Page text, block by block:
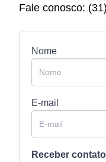
Fale conosco:
Nome
E-mail
Receber